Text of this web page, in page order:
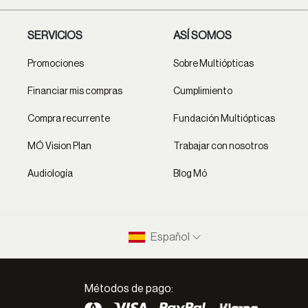
SERVICIOS
Promociones
Financiar mis compras
Compra recurrente
MÓ Vision Plan
Audiología
ASÍ SOMOS
Sobre Multiópticas
Cumplimiento
Fundación Multiópticas
Trabajar con nosotros
Blog Mó
Español
Métodos de pago: